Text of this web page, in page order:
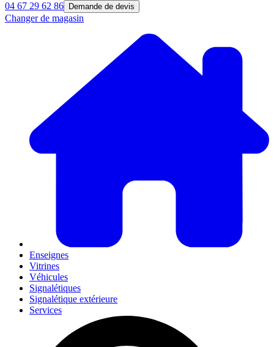
04 67 29 62 86 Demande de devis
Changer de magasin
Enseignes
Vitrines
Véhicules
Signalétiques
Signalétique extérieure
Services